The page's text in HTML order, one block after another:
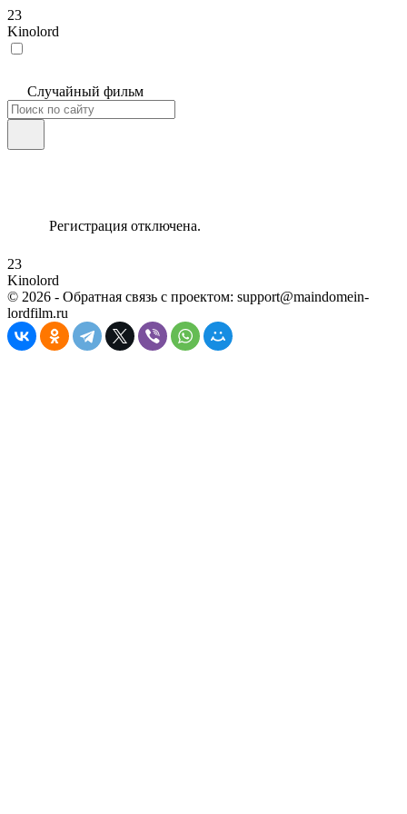
23
Kinolord
Случайный фильм
Регистрация отключена.
23
Kinolord
© 2026 - Обратная связь с проектом: support@maindomein-
lordfilm.ru